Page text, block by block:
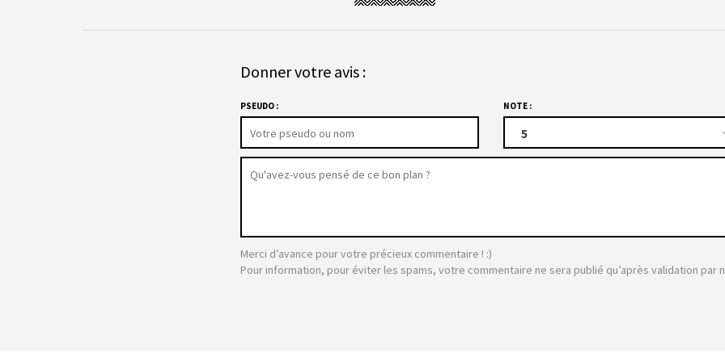
Donner votre avis :
PSEUDO : NOTE :
5
Merci d’avance pour votre précieux commentaire ! :)
Pour information, pour éviter les spams, votre commentaire ne sera publié qu’après validation par